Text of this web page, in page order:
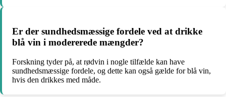
Er der sundhedsmæssige fordele ved at drikke
blå vin i modererede mængder?
Forskning tyder på, at rødvin i nogle tilfælde kan have
sundhedsmæssige fordele, og dette kan også gælde for blå vin,
hvis den drikkes med måde.